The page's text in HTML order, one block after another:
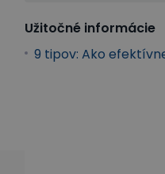
Užitočné informácie
9 tipov: Ako